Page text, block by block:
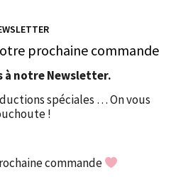
prochaine commande
à notre Newsletter.
spéciales … On vous
!
commande